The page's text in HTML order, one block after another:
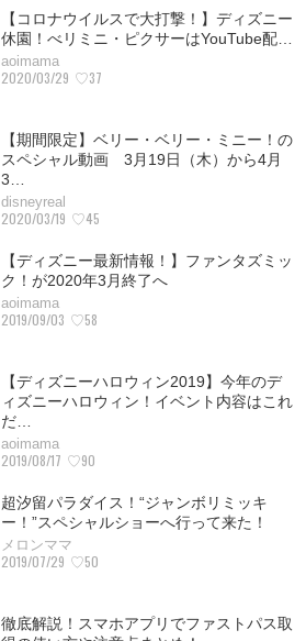
【コロナウイルスで大打撃！】ディズニー
休園！べリミニ・ピクサーはYouTube配…
aoimama
2020/03/29 ♡37
【期間限定】ベリー・ベリー・ミニー！の
スペシャル動画 3月19日（木）から4月
3…
disneyreal
2020/03/19 ♡45
【ディズニー最新情報！】ファンタズミッ
ク！が2020年3月終了へ
aoimama
2019/09/03 ♡58
【ディズニーハロウィン2019】今年のデ
ィズニーハロウィン！イベント内容はこれ
だ…
aoimama
2019/08/17 ♡90
超汐留パラダイス！“ジャンボリミッキ
ー！”スペシャルショーへ行って来た！
メロンママ
2019/07/29 ♡50
徹底解説！スマホアプリでファストパス取